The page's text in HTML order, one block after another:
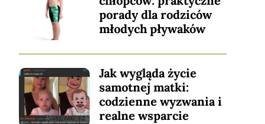
porady dla rodziców
młodych pływaków
Jak wygląda życie
samotnej matki:
codzienne wyzwania i
realne wsparcie